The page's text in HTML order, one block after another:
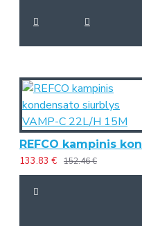
133.83 € 152.46 €